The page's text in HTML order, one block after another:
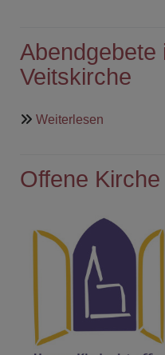
Abendgebete
Veitskirche
Weiterlesen
der
Offene